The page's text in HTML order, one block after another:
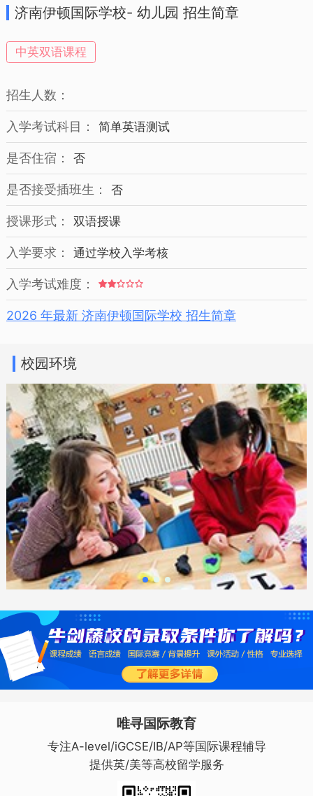
济南伊顿国际学校- 幼儿园 招生简章
中英双语课程
招生人数：
入学考试科目： 简单英语测试
是否住宿： 否
是否接受插班生： 否
授课形式： 双语授课
入学要求： 通过学校入学考核
入学考试难度：
2026 年最新 济南伊顿国际学校 招生简章
校园环境
唯寻国际教育
专注A-level/iGCSE/IB/AP等国际课程辅导
提供英/美等高校留学服务